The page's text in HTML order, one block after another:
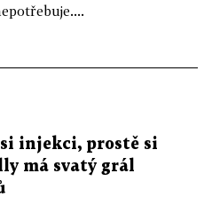
injekci, prostě si
má svatý grál